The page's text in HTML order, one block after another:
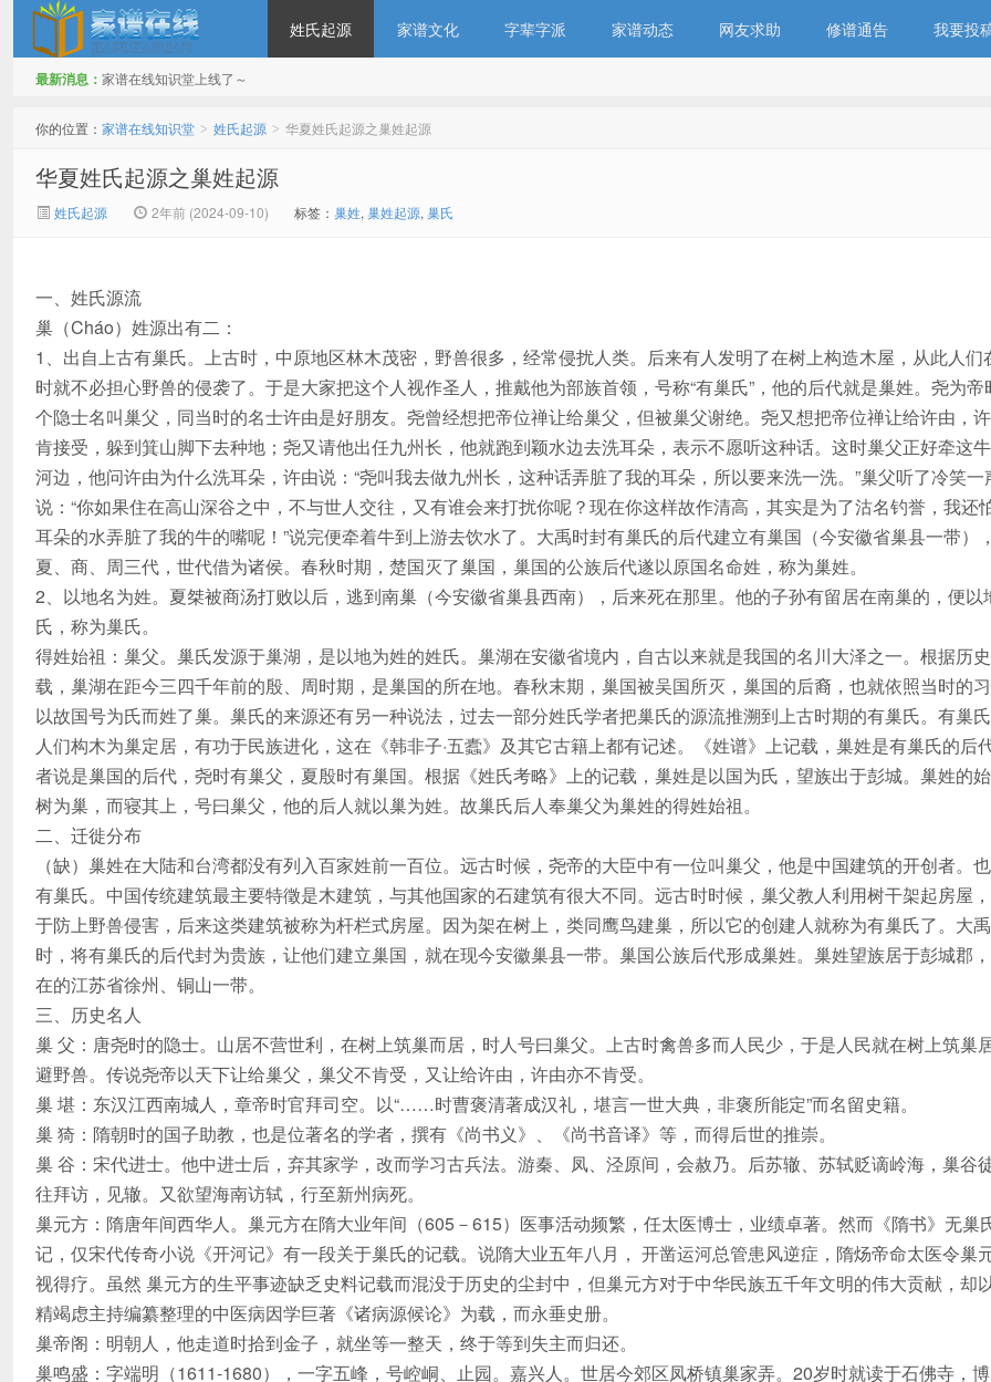
姓氏起源 家谱文化 字辈字派 家谱动态 网友求助 修谱通告 我要投
最新消息： 家谱在线知识堂上线了～
你的位置： 家谱在线知识堂 > 姓氏起源 > 华夏姓氏起源之巢姓起源
华夏姓氏起源之巢姓起源
姓氏起源 2年前 (2024-09-10) 标签： 巢姓, 巢姓起源, 巢氏
一、姓氏源流
巢（Cháo）姓源出有二：
1、出自上古有巢氏。上古时，中原地区林木茂密，野兽很多，经常侵扰人类。后来有人发明了在树上构造木屋，从此人们
时就不必担心野兽的侵袭了。于是大家把这个人视作圣人，推戴他为部族首领，号称“有巢氏”，他的后代就是巢姓。尧为帝
个隐士名叫巢父，同当时的名士许由是好朋友。尧曾经想把帝位禅让给巢父，但被巢父谢绝。尧又想把帝位禅让给许由，
肯接受，躲到箕山脚下去种地；尧又请他出任九州长，他就跑到颖水边去洗耳朵，表示不愿听这种话。这时巢父正好牵这
河边，他问许由为什么洗耳朵，许由说：“尧叫我去做九州长，这种话弄脏了我的耳朵，所以要来洗一洗。”巢父听了冷笑一
说：“你如果住在高山深谷之中，不与世人交往，又有谁会来打扰你呢？现在你这样故作清高，其实是为了沽名钓誉，我还
耳朵的水弄脏了我的牛的嘴呢！”说完便牵着牛到上游去饮水了。大禹时封有巢氏的后代建立有巢国（今安徽省巢县一带）
夏、商、周三代，世代借为诸侯。春秋时期，楚国灭了巢国，巢国的公族后代遂以原国名命姓，称为巢姓。
2、以地名为姓。夏桀被商汤打败以后，逃到南巢（今安徽省巢县西南），后来死在那里。他的子孙有留居在南巢的，便以
氏，称为巢氏。
得姓始祖：巢父。巢氏发源于巢湖，是以地为姓的姓氏。巢湖在安徽省境内，自古以来就是我国的名川大泽之一。根据历
载，巢湖在距今三四千年前的殷、周时期，是巢国的所在地。春秋末期，巢国被吴国所灭，巢国的后裔，也就依照当时的
以故国号为氏而姓了巢。巢氏的来源还有另一种说法，过去一部分姓氏学者把巢氏的源流推溯到上古时期的有巢氏。有巢
人们构木为巢定居，有功于民族进化，这在《韩非子·五蠹》及其它古籍上都有记述。《姓谱》上记载，巢姓是有巢氏的后
者说是巢国的后代，尧时有巢父，夏殷时有巢国。根据《姓氏考略》上的记载，巢姓是以国为氏，望族出于彭城。巢姓的
树为巢，而寝其上，号曰巢父，他的后人就以巢为姓。故巢氏后人奉巢父为巢姓的得姓始祖。
二、迁徙分布
（缺）巢姓在大陆和台湾都没有列入百家姓前一百位。远古时候，尧帝的大臣中有一位叫巢父，他是中国建筑的开创者。
有巢氏。中国传统建筑最主要特徵是木建筑，与其他国家的石建筑有很大不同。远古时时候，巢父教人利用树干架起房屋
于防上野兽侵害，后来这类建筑被称为杆栏式房屋。因为架在树上，类同鹰鸟建巢，所以它的创建人就称为有巢氏了。大
时，将有巢氏的后代封为贵族，让他们建立巢国，就在现今安徽巢县一带。巢国公族后代形成巢姓。巢姓望族居于彭城郡
在的江苏省徐州、铜山一带。
三、历史名人
巢 父：唐尧时的隐士。山居不营世利，在树上筑巢而居，时人号曰巢父。上古时禽兽多而人民少，于是人民就在树上筑巢
避野兽。传说尧帝以天下让给巢父，巢父不肯受，又让给许由，许由亦不肯受。
巢 堪：东汉江西南城人，章帝时官拜司空。以“……时曹褒清著成汉礼，堪言一世大典，非褒所能定”而名留史籍。
巢 猗：隋朝时的国子助教，也是位著名的学者，撰有《尚书义》、《尚书音译》等，而得后世的推崇。
巢 谷：宋代进士。他中进士后，弃其家学，改而学习古兵法。游秦、凤、泾原间，会赦乃。后苏辙、苏轼贬谪岭海，巢谷
往拜访，见辙。又欲望海南访轼，行至新州病死。
巢元方：隋唐年间西华人。巢元方在隋大业年间（605－615）医事活动频繁，任太医博士，业绩卓著。然而《隋书》无巢
记，仅宋代传奇小说《开河记》有一段关于巢氏的记载。说隋大业五年八月， 开凿运河总管患风逆症，隋炀帝命太医令巢
视得疗。虽然 巢元方的生平事迹缺乏史料记载而混没于历史的尘封中，但巢元方对于中华民族五千年文明的伟大贡献，却
精竭虑主持编纂整理的中医病因学巨著《诸病源候论》为载，而永垂史册。
巢帝阁：明朝人，他走道时拾到金子，就坐等一整天，终于等到失主而归还。
巢鸣盛：字端明（1611-1680），一字五峰，号崆峒、止园。嘉兴人。世居今郊区凤桥镇巢家弄。20岁时就读于石佛寺，